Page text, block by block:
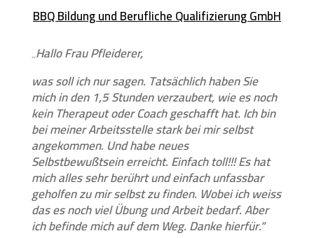
BBQ Bildung und Berufliche Qualifizierung GmbH
„Hallo Frau Pfleiderer,
was soll ich nur sagen. Tatsächlich haben Sie
mich in den 1,5 Stunden verzaubert, wie es noch
kein Therapeut oder Coach geschafft hat. Ich bin
bei meiner Arbeitsstelle stark bei mir selbst
angekommen. Und habe neues
Selbstbewußtsein erreicht. Einfach toll!!! Es hat
mich alles sehr berührt und einfach unfassbar
geholfen zu mir selbst zu finden. Wobei ich weiss
das es noch viel Übung und Arbeit bedarf. Aber
ich befinde mich auf dem Weg. Danke hierfür.“